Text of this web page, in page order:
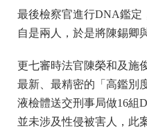
最後檢察官進行DNA鑑定
自是兩人，於是將陳錫卿
更七審時法官陳榮和及施
最新、最精密的「高鑑別
液檢體送交刑事局做16組
並未涉及性侵被害人，此